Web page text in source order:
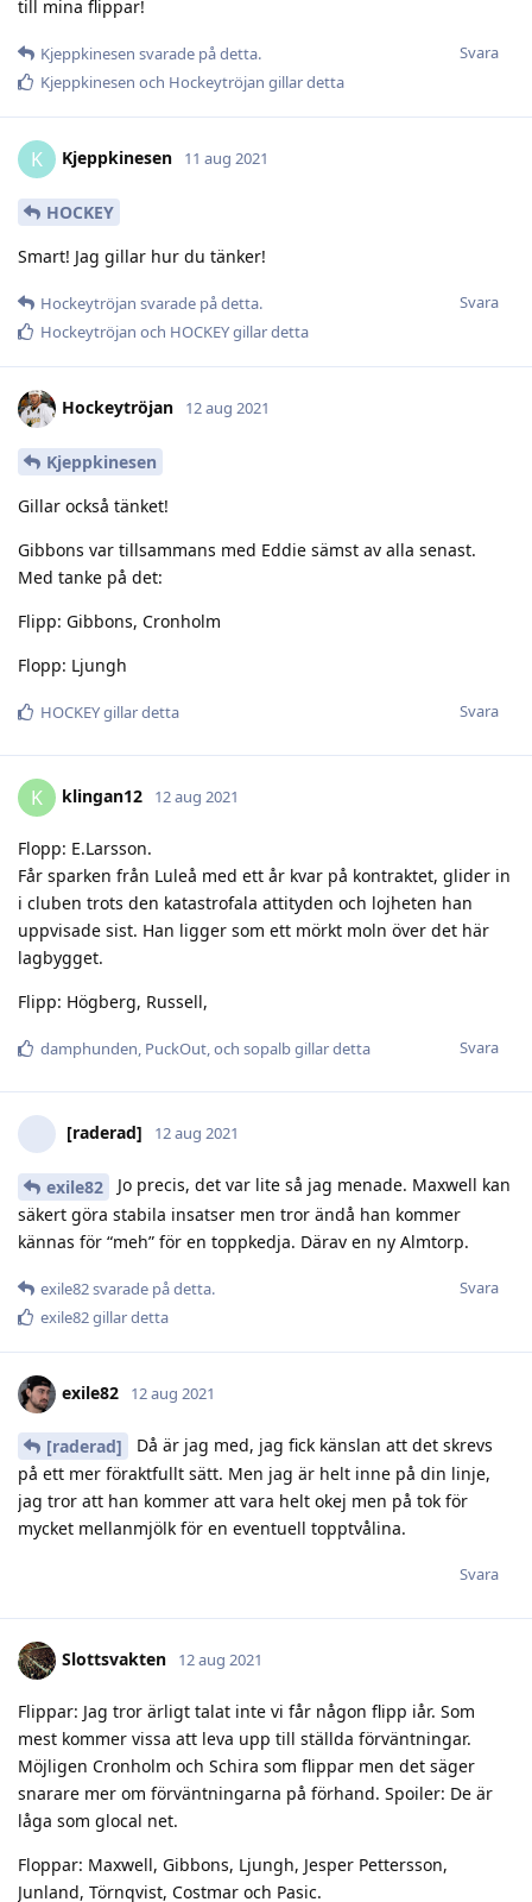
till mina flippar!
Svara
Kjeppkinesen svarade på detta.
Kjeppkinesen och Hockeytröjan gillar detta
K Kjeppkinesen 11 aug 2021
HOCKEY
Smart! Jag gillar hur du tänker!
Svara
Hockeytröjan svarade på detta.
Hockeytröjan och HOCKEYgillar detta
Hockeytröjan 12 aug 2021
Kjeppkinesen
Gillar också tänket!
Gibbons var tillsammans med Eddie sämst av alla senast.
Med tanke på det:
Flipp: Gibbons, Cronholm
Flopp: Ljungh
Svara
HOCKEYgillar detta
K klingan12 12 aug 2021
Flopp: E.Larsson.
Får sparken från Luleå med ett år kvar på kontraktet, glider in
i cluben trots den katastrofala attityden och lojheten han
uppvisade sist. Han ligger som ett mörkt moln över det här
lagbygget.
Flipp: Högberg, Russell,
Svara
damphunden, PuckOut, och sopalbgillar detta
[raderad] 12 aug 2021
exile82
Jo precis, det var lite så jag menade. Maxwell kan
säkert göra stabila insatser men tror ändå han kommer
kännas för “meh” för en toppkedja. Därav en ny Almtorp.
Svara
exile82svarade på detta.
exile82gillar detta
exile82 12 aug 2021
[raderad]
Då är jag med, jag fick känslan att det skrevs
på ett mer föraktfullt sätt. Men jag är helt inne på din linje,
jag tror att han kommer att vara helt okej men på tok för
mycket mellanmjölk för en eventuell topptvålina.
Svara
Slottsvakten 12 aug 2021
Flippar: Jag tror ärligt talat inte vi får någon flipp iår. Som
mest kommer vissa att leva upp till ställda förväntningar.
Möjligen Cronholm och Schira som flippar men det säger
snarare mer om förväntningarna på förhand. Spoiler: De är
låga som glocal net.
Floppar: Maxwell, Gibbons, Ljungh, Jesper Pettersson,
Junland, Törnqvist, Costmar och Pasic.